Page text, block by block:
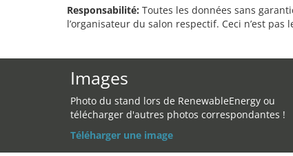
Responsabilité: Toutes les données sans
l’organisateur du salon respectif. Ceci n’est pas
Images
Photo du stand lors de RenewableEnergy ou
télécharger d'autres photos correspondantes !
Téléharger une image